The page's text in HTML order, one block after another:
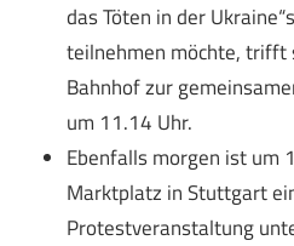
das Töten in der
teilnehmen möchte, trifft
Bahnhof zur
um 11.14 Uhr.
Ebenfalls morgen ist um
Marktplatz in Stuttgart
Protestveranstaltung